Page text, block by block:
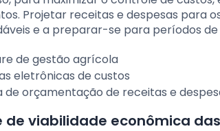
Projetar receitas e despesas para
e a preparar-se para períodos de
de gestão agrícola
eletrônicas de custos
de orçamentação de receitas e
de viabilidade econômica